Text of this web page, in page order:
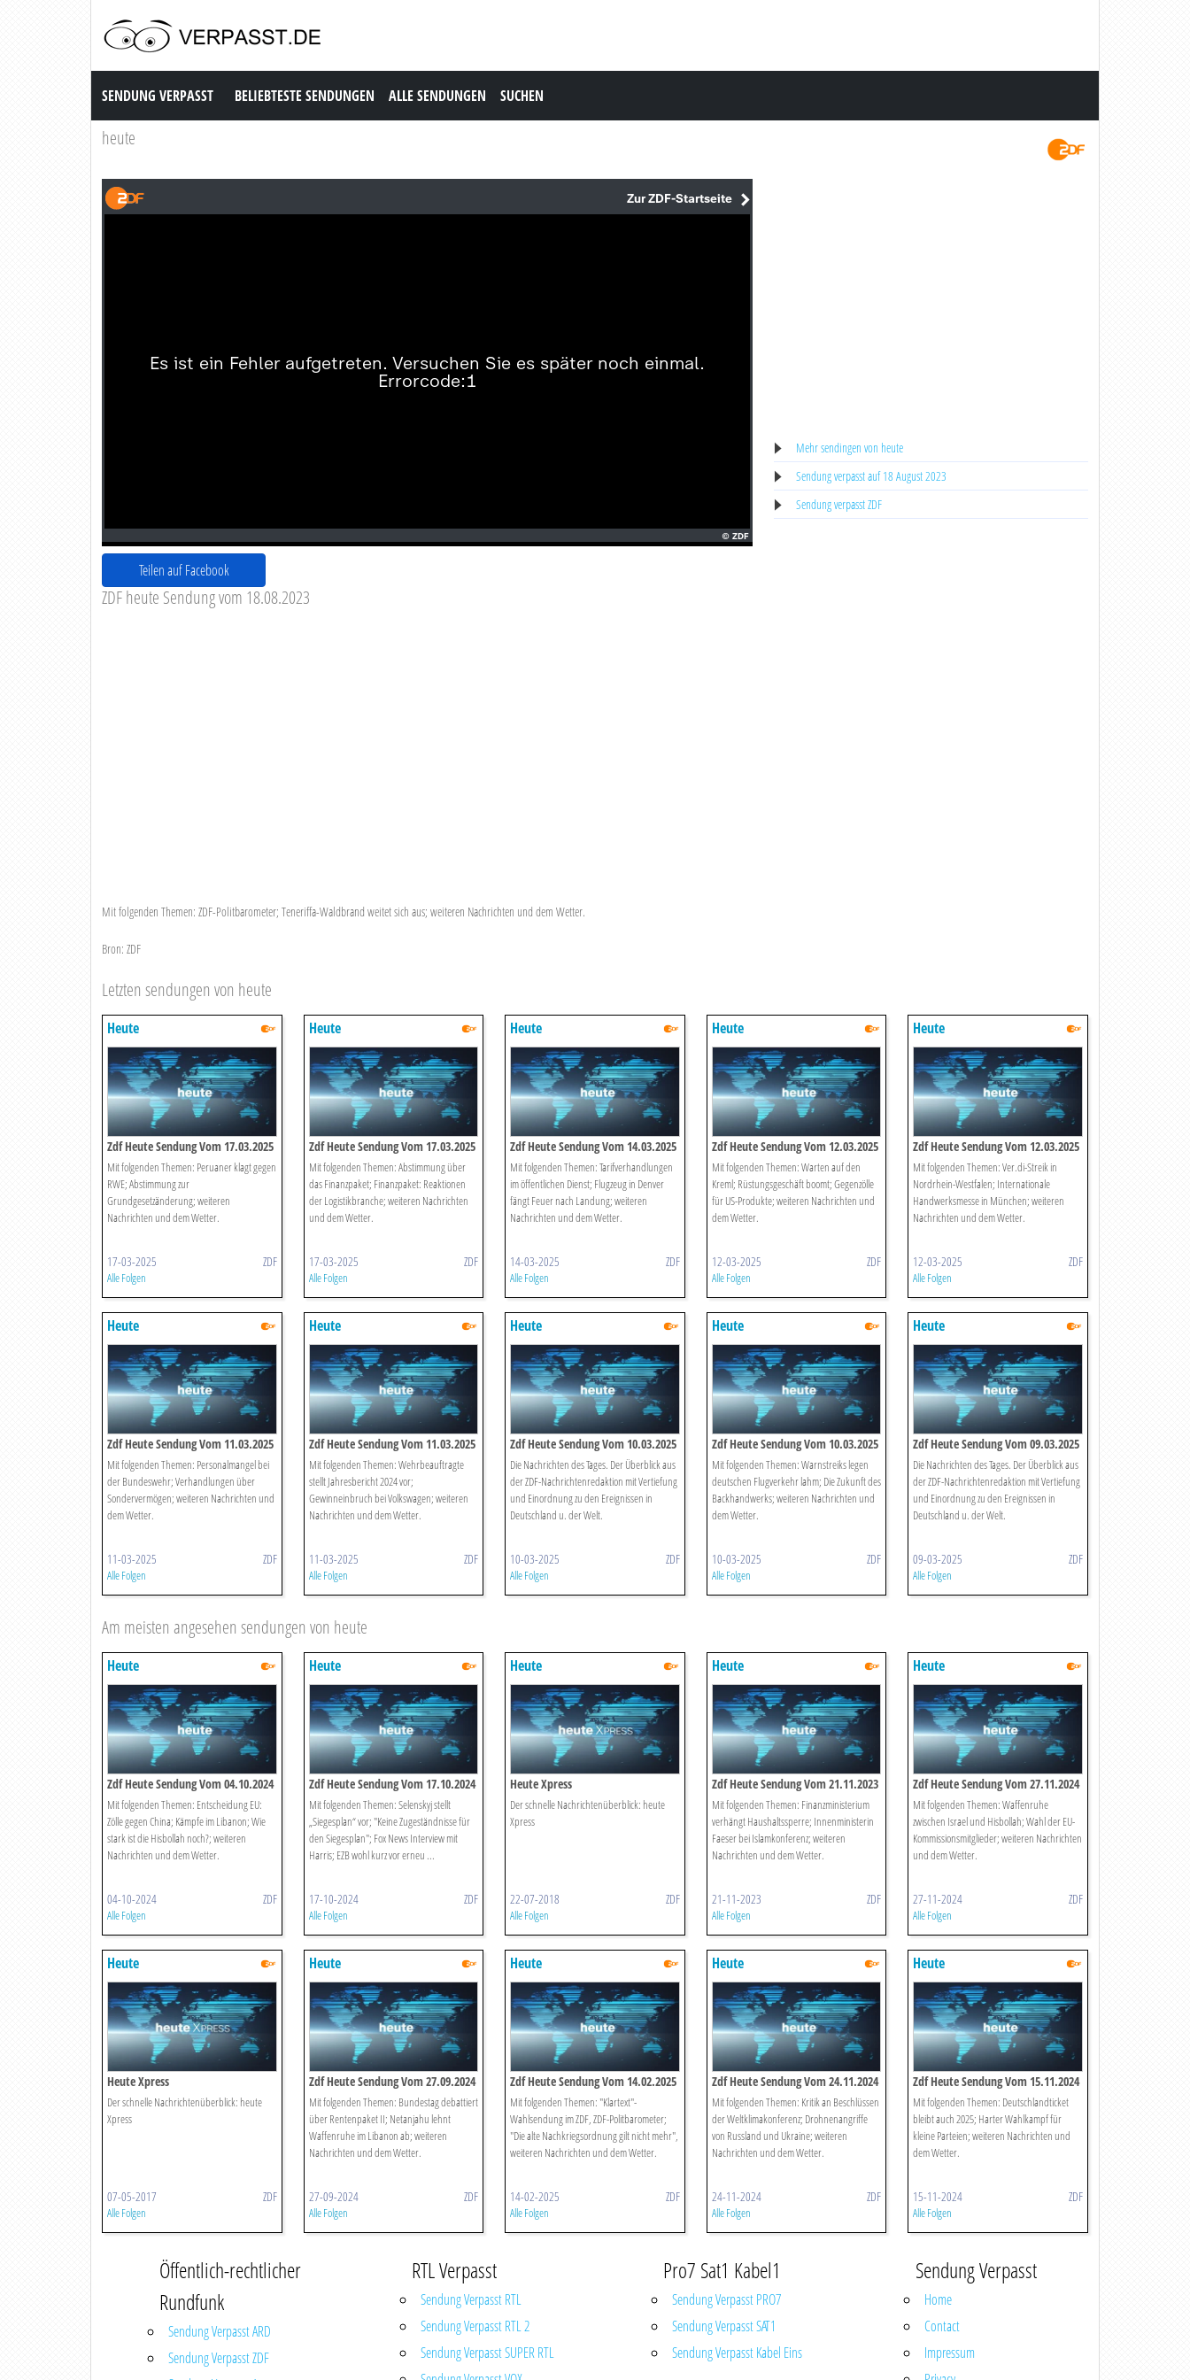
Sendung Verpasst
SENDUNG VERPASST BELIEBTESTE SENDUNGEN ALLE SENDUNGEN SUCHEN
heute
Teilen auf Facebook
ZDF heute Sendung vom 18.08.2023
Mit folgenden Themen: ZDF-Politbarometer; Teneriffa-Waldbrand weitet sich aus; weiteren Nachrichten und dem Wetter.
Bron: ZDF
Mehr sendingen von heute
Sendung verpasst auf 18 August 2023
Sendung verpasst ZDF
Letzten sendungen von heute
Heute
Zdf Heute Sendung Vom 17.03.2025
Mit folgenden Themen: Peruaner klagt gegen
RWE; Abstimmung zur
Grundgesetzänderung; weiteren
Nachrichten und dem Wetter.
17-03-2025 ZDF
Alle Folgen
Heute
Zdf Heute Sendung Vom 17.03.2025
Mit folgenden Themen: Abstimmung über
das Finanzpaket; Finanzpaket: Reaktionen
der Logistikbranche; weiteren Nachrichten
und dem Wetter.
17-03-2025 ZDF
Alle Folgen
Heute
Zdf Heute Sendung Vom 14.03.2025
Mit folgenden Themen: Tarifverhandlungen
im öffentlichen Dienst; Flugzeug in Denver
fängt Feuer nach Landung; weiteren
Nachrichten und dem Wetter.
14-03-2025 ZDF
Alle Folgen
Heute
Zdf Heute Sendung Vom 12.03.2025
Mit folgenden Themen: Warten auf den
Kreml; Rüstungsgeschäft boomt; Gegenzölle
für US-Produkte; weiteren Nachrichten und
dem Wetter.
12-03-2025 ZDF
Alle Folgen
Heute
Zdf Heute Sendung Vom 12.03.2025
Mit folgenden Themen: Ver.di-Streik in
Nordrhein-Westfalen; Internationale
Handwerksmesse in München; weiteren
Nachrichten und dem Wetter.
12-03-2025 ZDF
Alle Folgen
Heute
Zdf Heute Sendung Vom 11.03.2025
Mit folgenden Themen: Personalmangel bei
der Bundeswehr; Verhandlungen über
Sondervermögen; weiteren Nachrichten und
dem Wetter.
11-03-2025 ZDF
Alle Folgen
Heute
Zdf Heute Sendung Vom 11.03.2025
Mit folgenden Themen: Wehrbeauftragte
stellt Jahresbericht 2024 vor;
Gewinneinbruch bei Volkswagen; weiteren
Nachrichten und dem Wetter.
11-03-2025 ZDF
Alle Folgen
Heute
Zdf Heute Sendung Vom 10.03.2025
Die Nachrichten des Tages. Der Überblick aus
der ZDF-Nachrichtenredaktion mit Vertiefung
und Einordnung zu den Ereignissen in
Deutschland u. der Welt.
10-03-2025 ZDF
Alle Folgen
Heute
Zdf Heute Sendung Vom 10.03.2025
Mit folgenden Themen: Warnstreiks legen
deutschen Flugverkehr lahm; Die Zukunft des
Backhandwerks; weiteren Nachrichten und
dem Wetter.
10-03-2025 ZDF
Alle Folgen
Heute
Zdf Heute Sendung Vom 09.03.2025
Die Nachrichten des Tages. Der Überblick aus
der ZDF-Nachrichtenredaktion mit Vertiefung
und Einordnung zu den Ereignissen in
Deutschland u. der Welt.
09-03-2025 ZDF
Alle Folgen
Am meisten angesehen sendungen von heute
Heute
Zdf Heute Sendung Vom 04.10.2024
Mit folgenden Themen: Entscheidung EU:
Zölle gegen China; Kämpfe im Libanon; Wie
stark ist die Hisbollah noch?; weiteren
Nachrichten und dem Wetter.
04-10-2024 ZDF
Alle Folgen
Heute
Zdf Heute Sendung Vom 17.10.2024
Mit folgenden Themen: Selenskyj stellt
„Siegesplan“ vor; "Keine Zugeständnisse für
den Siegesplan"; Fox News Interview mit
Harris; EZB wohl kurz vor erneu ...
17-10-2024 ZDF
Alle Folgen
Heute
Heute Xpress
Der schnelle Nachrichtenüberblick: heute
Xpress
22-07-2018 ZDF
Alle Folgen
Heute
Zdf Heute Sendung Vom 21.11.2023
Mit folgenden Themen: Finanzministerium
verhängt Haushaltssperre; Innenministerin
Faeser bei Islamkonferenz; weiteren
Nachrichten und dem Wetter.
21-11-2023 ZDF
Alle Folgen
Heute
Zdf Heute Sendung Vom 27.11.2024
Mit folgenden Themen: Waffenruhe
zwischen Israel und Hisbollah; Wahl der EU-
Kommissionsmitglieder; weiteren Nachrichten
und dem Wetter.
27-11-2024 ZDF
Alle Folgen
Heute
Heute Xpress
Der schnelle Nachrichtenüberblick: heute
Xpress
07-05-2017 ZDF
Alle Folgen
Heute
Zdf Heute Sendung Vom 27.09.2024
Mit folgenden Themen: Bundestag debattiert
über Rentenpaket II; Netanjahu lehnt
Waffenruhe im Libanon ab; weiteren
Nachrichten und dem Wetter.
27-09-2024 ZDF
Alle Folgen
Heute
Zdf Heute Sendung Vom 14.02.2025
Mit folgenden Themen: "Klartext"-
Wahlsendung im ZDF, ZDF-Politbarometer;
"Die alte Nachkriegsordnung gilt nicht mehr",
weiteren Nachrichten und dem Wetter.
14-02-2025 ZDF
Alle Folgen
Heute
Zdf Heute Sendung Vom 24.11.2024
Mit folgenden Themen: Kritik an Beschlüssen
der Weltklimakonferenz; Drohnenangriffe
von Russland und Ukraine; weiteren
Nachrichten und dem Wetter.
24-11-2024 ZDF
Alle Folgen
Heute
Zdf Heute Sendung Vom 15.11.2024
Mit folgenden Themen: Deutschlandticket
bleibt auch 2025; Harter Wahlkampf für
kleine Parteien; weiteren Nachrichten und
dem Wetter.
15-11-2024 ZDF
Alle Folgen
Öffentlich-rechtlicher
Rundfunk
Sendung Verpasst ARD
Sendung Verpasst ZDF
RTL Verpasst
Sendung Verpasst RTL
Sendung Verpasst RTL 2
Sendung Verpasst SUPER RTL
Pro7 Sat1 Kabel1
Sendung Verpasst PRO7
Sendung Verpasst SAT1
Sendung Verpasst Kabel Eins
Sendung Verpasst
Home
Contact
Impressum